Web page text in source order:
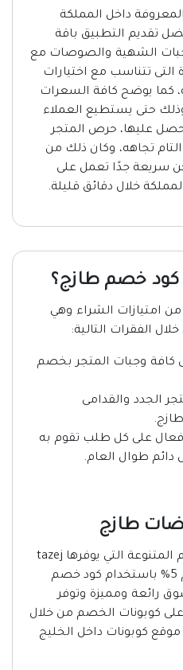
داخل المملكة
تقديم التطبيق باقة
الشهية والصوصات مع
التى تتناسب مع اختيارات
كما يوضح كافة السعرات
حتى يستطيع العملاء
عليها، حرص المتجر
تجاهه، وكان ذلك من
سريعة جدًا تعمل على
خلال دقائق قليلة.
كود خصم طازج؟
من امتيازات الشراء وهي
الفقرات التالية:
كافة وجبات المتجر بخصم
الجدد والقدامى
كود خصم tazej food فعال على كل طلب تقوم به
دائم طوال العام.
طازج
استمتع الآن بمنتجات اللحوم المتنوعة التي يوفرها tazej
food واستمتع بنسبة خصم 5% باستخدام كود خصم
رائعة ومميزة وتوفر
كوبونات الخصم من خلال
كوبونات داخل الخليج